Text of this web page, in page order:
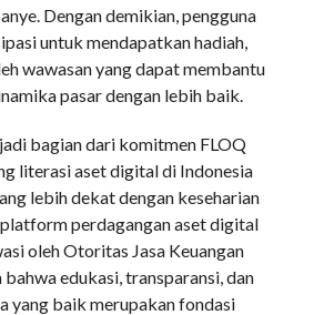
Dengan demikian, pengguna
untuk mendapatkan hadiah,
wawasan yang dapat membantu
pasar dengan lebih baik.
bagian dari komitmen FLOQ
literasi aset digital di Indonesia
lebih dekat dengan keseharian
perdagangan aset digital
oleh Otoritas Jasa Keuangan
edukasi, transparansi, dan
yang baik merupakan fondasi